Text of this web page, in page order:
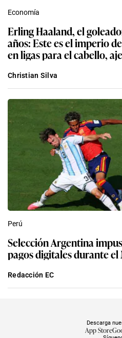
Economía
Erling Haaland, el
años: Este es el imperio
en ligas para el cabello,
Christian Silva
Perú
Selección Argentina
pagos digitales durante
Redacción EC
Descarga
App Store